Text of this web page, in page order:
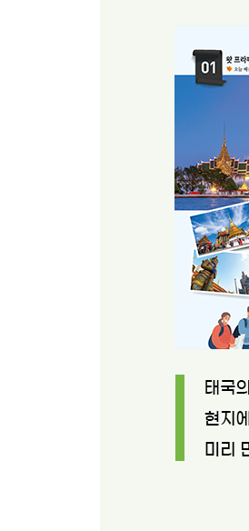
37. 치앙마이 그랜드캐
38. 파초 / 설령 ~라 하더
〈방콕 근교 여행지〉
39. 암파와 수상 시장 /
40. 매끌렁 시장 / ~을 믿
41. 아유타야 / ~을 희망
42. 깐짜나부리 / ~이제
〈방콕 근교 비치〉
43. 꼬시창 / 처음에는
44. 사따힙 / 이 정도로
45. 꼬사멧 / 언젠가
47. 꼬피피 / 만약에
48. 끄라비 / (시간)~부터